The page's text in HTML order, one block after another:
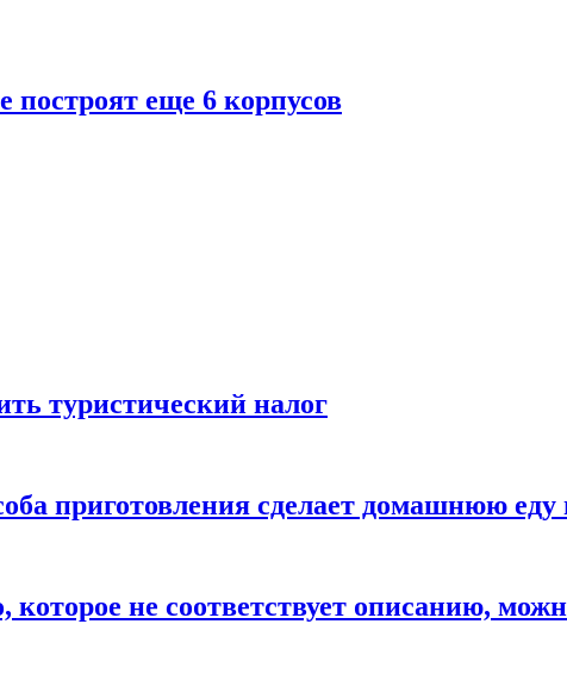
построят еще 6 корпусов
туристический налог
приготовления сделает домашнюю еду
не соответствует описанию,